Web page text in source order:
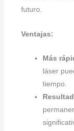
futuro.
Ventajas:
Más
láser
tiempo.